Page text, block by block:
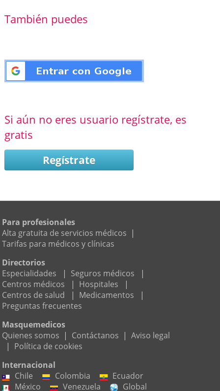
También puedes
Si aún no eres usuario regístrate, es
gratis
Regístrate
Para profesionales
Alta gratuita de servicios médicos |
Tarifas para médicos y clínicas
Directorios
Especialidades
| Seguros médicos
|
Centros médicos
| Hospitales
|
Centros de salud
| Medicamentos
|
Preguntas frecuentes
Masquemedicos
Quienes somos | Contáctanos | Aviso legal
| Política de cookies
Internacional
Chile
Colombia
Ecuador
México
Venezuela Global